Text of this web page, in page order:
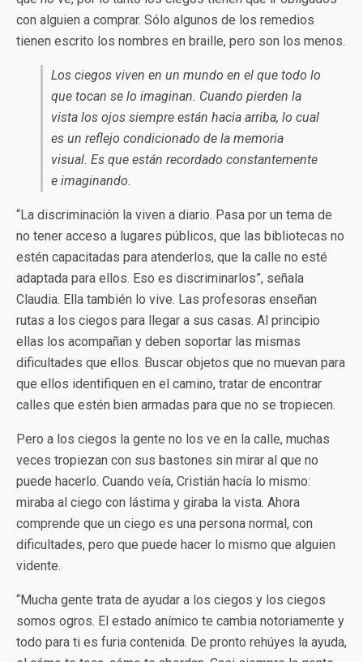
con alguien a comprar. Sólo algunos de los remedios
tienen escrito los nombres en braille, pero son los menos.
Los ciegos viven en un mundo en el que todo lo
que tocan se lo imaginan. Cuando pierden la
vista los ojos siempre están hacia arriba, lo cual
es un reflejo condicionado de la memoria
visual. Es que están recordado constantemente
e imaginando.
“La discriminación la viven a diario. Pasa por un tema de
no tener acceso a lugares públicos, que las bibliotecas no
estén capacitadas para atenderlos, que la calle no esté
adaptada para ellos. Eso es discriminarlos”, señala
Claudia. Ella también lo vive. Las profesoras enseñan
rutas a los ciegos para llegar a sus casas. Al principio
ellas los acompañan y deben soportar las mismas
dificultades que ellos. Buscar objetos que no muevan para
que ellos identifiquen en el camino, tratar de encontrar
calles que estén bien armadas para que no se tropiecen.
Pero a los ciegos la gente no los ve en la calle, muchas
veces tropiezan con sus bastones sin mirar al que no
puede hacerlo. Cuando veía, Cristián hacía lo mismo:
miraba al ciego con lástima y giraba la vista. Ahora
comprende que un ciego es una persona normal, con
dificultades, pero que puede hacer lo mismo que alguien
vidente.
“Mucha gente trata de ayudar a los ciegos y los ciegos
somos ogros. El estado anímico te cambia notoriamente y
todo para ti es furia contenida. De pronto rehúyes la ayuda,